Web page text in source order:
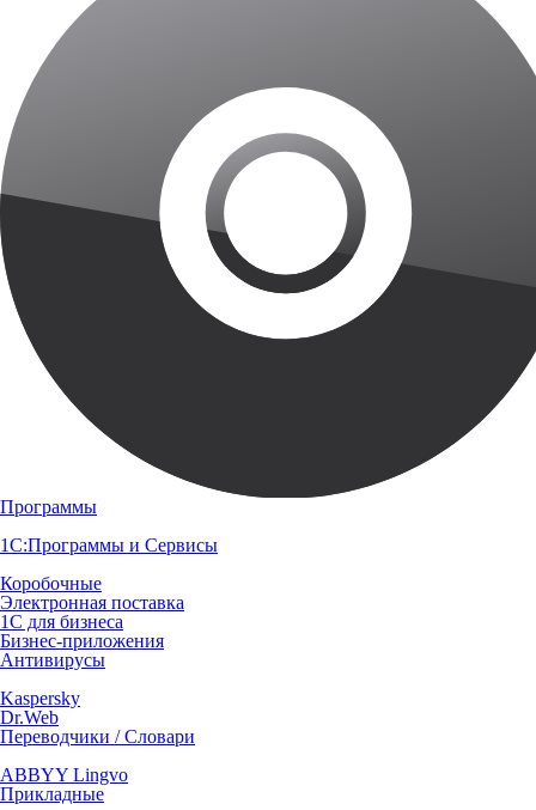
Программы
1С:Программы и Сервисы
Коробочные
Электронная поставка
1С для бизнеса
Бизнес-приложения
Антивирусы
Kaspersky
Dr.Web
Переводчики / Словари
ABBYY Lingvo
Прикладные